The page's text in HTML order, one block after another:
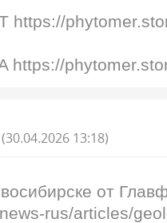
https://
https://
(30.04.2026 13:18)
от
rus/articles/